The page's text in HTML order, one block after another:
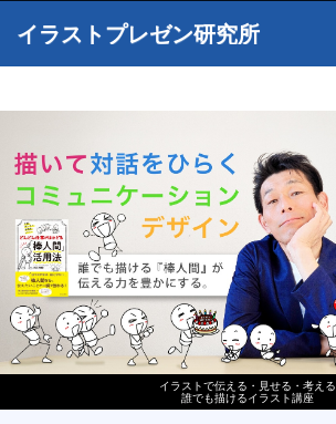
イラストで伝える・見せる・考える
誰でも描けるイラスト講座
イラストプレゼン研究所